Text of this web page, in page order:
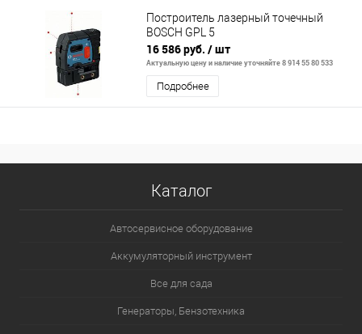
Построитель лазерный точечный
BOSCH GPL 5
16 586 руб. / шт
Актуальную цену и наличие уточняйте 8 914 55 80 533
Подробнее
Каталог
Автосервисное оборудование
Аккумуляторный инструмент
Все для сада
Генераторы, Бензотехника